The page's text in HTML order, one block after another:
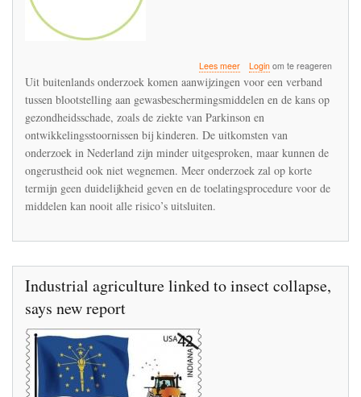
Lees meerover
over
gewasbescherming
en
Loginom te reageren
Uit buitenlands onderzoek komen aanwijzingen voor een verband
tussen blootstelling aan gewasbeschermingsmiddelen en de kans op
gezondheidsschade, zoals de ziekte van Parkinson en
ontwikkelingsstoornissen bij kinderen. De uitkomsten van
onderzoek in Nederland zijn minder uitgesproken, maar kunnen de
ongerustheid ook niet wegnemen. Meer onderzoek zal op korte
termijn geen duidelijkheid geven en de toelatingsprocedure voor de
middelen kan nooit alle risico’s uitsluiten.
Industrial agriculture linked to insect collapse,
says new report